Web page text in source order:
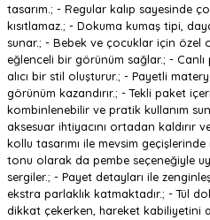
tasarım.; - Regular kalıp sayesinde
kısıtlamaz.; - Dokuma kumaş tipi,
sunar.; - Bebek ve çocuklar için özel
eğlenceli bir görünüm sağlar.; -
alıcı bir stil oluşturur.; - Payetli
görünüm kazandırır.; - Tekli paket
kombinlenebilir ve pratik kullanım
aksesuar ihtiyacını ortadan kaldırır
kollu tasarımı ile mevsim
tonu olarak da pembe seçeneğiyle
sergiler.; - Payet detayları ile
ekstra parlaklık katmaktadır.; - Tül
dikkat çekerken, hareket kabiliyetini